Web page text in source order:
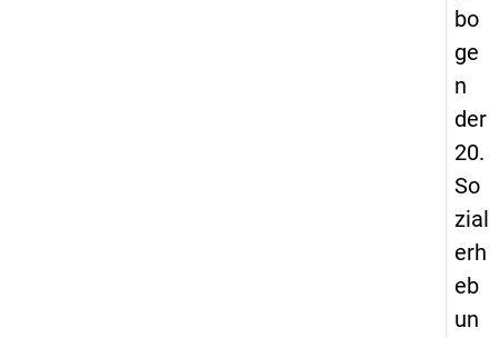
bo
ge
n
der
20.
So
zial
erh
eb
un